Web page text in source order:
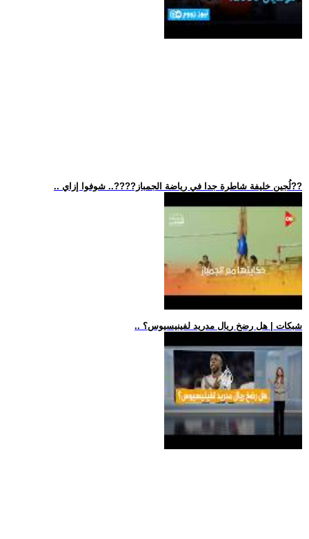
.. لُجين خليفة شاطرة جدا في رياضة الجمباز??‍??.. شوفوا إزاي??
.. شبكات | هل رضخ ريال مدريد لفينيسيوس؟